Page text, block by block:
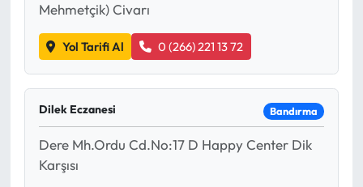
Mehmetçik) Civarı
Yol Tarifi Al 0 (266) 221 13 72
Dilek Eczanesi Bandırma
Dere Mh.Ordu Cd.No:17 D Happy Center Dik
Karşısı
Spor
Sungurlu Haberleri
Uğurludağ Haberleri
Yaşam